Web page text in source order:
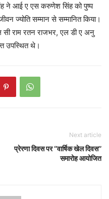
ने आई ए एस करुणेश सिंह को पुष्प
ज्योति सम्मान से सम्मानित किया।
सी राम रतन राजभर, एल डी ए अनु
उपस्थित थे।
Next article
प्रेरणा दिवस पर ‘’वार्षिक खेल दिवस’’
समारोह आयोजित